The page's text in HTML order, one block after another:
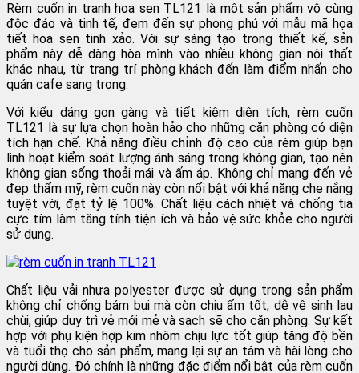
Rèm cuốn in tranh hoa sen TL121 là một sản phẩm vô cùng
độc đáo và tinh tế, đem đến sự phong phú với mẫu mã họa
tiết hoa sen tinh xảo. Với sự sáng tạo trong thiết kế, sản
phẩm này dễ dàng hòa mình vào nhiều không gian nội thất
khác nhau, từ trang trí phòng khách đến làm điểm nhấn cho
quán cafe sang trọng.
Với kiểu dáng gọn gàng và tiết kiệm diện tích, rèm cuốn
TL121 là sự lựa chọn hoàn hảo cho những căn phòng có diện
tích hạn chế. Khả năng điều chỉnh độ cao của rèm giúp bạn
linh hoạt kiểm soát lượng ánh sáng trong không gian, tạo nên
không gian sống thoải mái và ấm áp. Không chỉ mang đến vẻ
đẹp thẩm mỹ, rèm cuốn này còn nổi bật với khả năng che nắng
tuyệt vời, đạt tỷ lệ 100%. Chất liệu cách nhiệt và chống tia
cực tím làm tăng tính tiện ích và bảo vệ sức khỏe cho người
sử dụng.
Chất liệu vải nhựa polyester được sử dụng trong sản phẩm
không chỉ chống bám bụi mà còn chịu ẩm tốt, dễ vệ sinh lau
chùi, giúp duy trì vẻ mới mẻ và sạch sẽ cho căn phòng. Sự kết
hợp với phụ kiện hợp kim nhôm chịu lực tốt giúp tăng độ bền
và tuổi thọ cho sản phẩm, mang lại sự an tâm và hài lòng cho
người dùng. Đó chính là những đặc điểm nổi bật của rèm cuốn